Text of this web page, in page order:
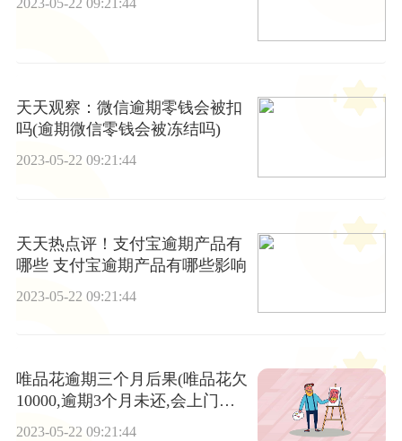
天天观察：微信逾期零钱会被扣
吗(逾期微信零钱会被冻结吗)
2023-05-22 09:21:44
天天热点评！支付宝逾期产品有
哪些 支付宝逾期产品有哪些影响
2023-05-22 09:21:44
唯品花逾期三个月后果(唯品花欠
10000,逾期3个月未还,会上门吗)
2023-05-22 09:21:44